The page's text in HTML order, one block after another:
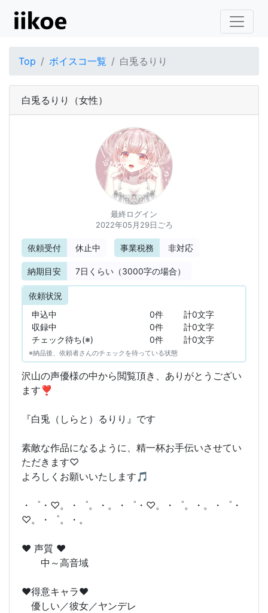
Top ボイスコ一覧 白兎るりり
白兎るりり （女性）
最終ログイン
2022年05月29日ごろ
依頼受付 休止中 事業税務 非対応
納期目安 7日くらい（3000字の場合）
依頼状況
申込中
0件
計0文字
収録中
0件
計0文字
チェック待ち(※)
0件 計0文字
※納品後、依頼者さんのチェックを待っている状態
沢山の声優様の中から閲覧頂き、ありがとうござい
ます❣
『白兎（しらと）るりり』です
素敵な作品になるように、精一杯お手伝いさせてい
ただきます♡
よろしくお願いいたします🎵
・゜・♡。・゜。・。・゜・♡。・゜。・。・゜・
♡。・゜。・。
♥ 声質 ♥
中～高音域
♥得意キャラ♥
優しい／彼女／ヤンデレ